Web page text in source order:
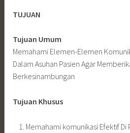
TUJUAN
Tujuan Umum
Memahami Elemen-Elemen
Dalam Asuhan Pasien Agar
Berkesinambungan
Tujuan Khusus
Memahami komunikasi Efektif